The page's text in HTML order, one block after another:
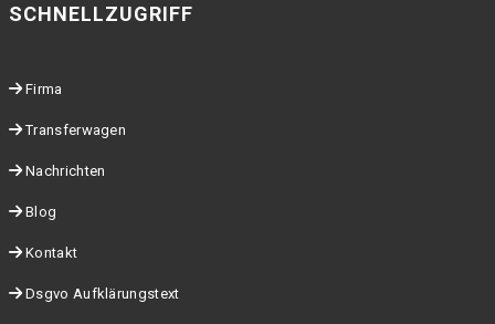
SCHNELLZUGRIFF
Firma
Transferwagen
Nachrichten
Blog
Kontakt
Dsgvo Aufklärungstext